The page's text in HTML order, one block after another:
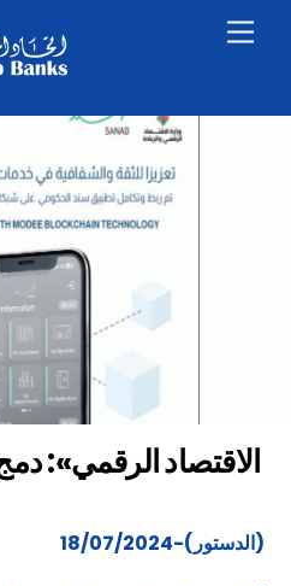
(الدستور)-18/07/2024